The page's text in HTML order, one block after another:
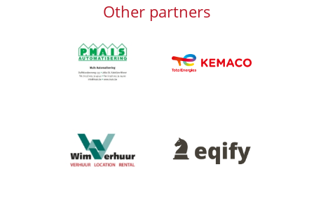
Other partners
Afbeelding
Afbeelding
Afbeelding Afbeelding